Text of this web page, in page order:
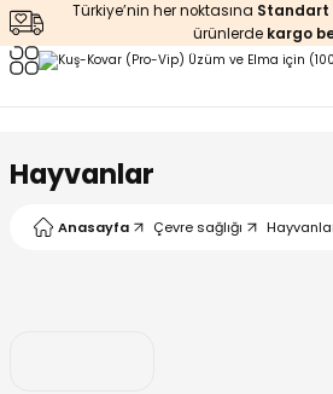
Türkiye’nin her noktasına Standart
ürünlerde kargo
Hayvanlar
Anasayfa Çevre sağlığı
Geri Dön
Geri Dön
Geri Dön
Geri Dön
Geri Dön
Asit